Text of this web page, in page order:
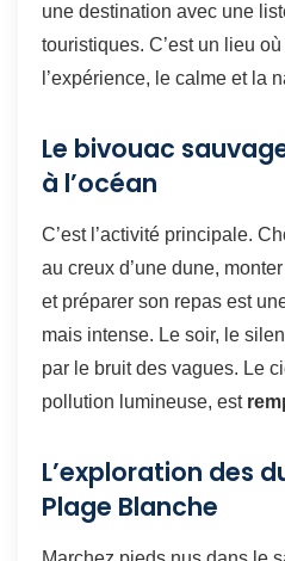
une destination avec une
touristiques. C’est un lieu
l’expérience, le calme et la
Le bivouac
à l’océan
C’est l’activité principale.
au creux d’une dune,
et préparer son repas est
mais intense. Le soir, le
par le bruit des vagues. Le
pollution lumineuse, est
L’exploration des
Plage Blanche